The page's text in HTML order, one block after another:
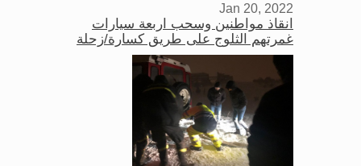
Jan 20, 2022
انقاذ مواطنين وسحب اربعة سيارات
غمرتهم الثلوج على طريق كسارة/زحلة